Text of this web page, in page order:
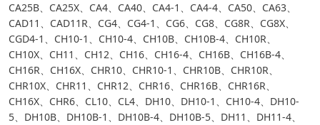
CA25B、CA25X、CA4、CA40、CA4-1、CA4-4、CA50、CA63、
CAD11、CAD11R、CG4、CG4-1、CG6、CG8、CG8R、CG8X、
CGD4-1、CH10-1、CH10-4、CH10B、CH10B-4、CH10R、
CH10X、CH11、CH12、CH16、CH16-4、CH16B、CH16B-4、
CH16R、CH16X、CHR10、CHR10-1、CHR10B、CHR10R、
CHR10X、CHR11、CHR12、CHR16、CHR16B、CHR16R、
CH16X、CHR6、CL10、CL4、DH10、DH10-1、CH10-4、DH10-
5、DH10B、DH10B-1、DH10B-4、DH10B-5、DH11、DH11-4、